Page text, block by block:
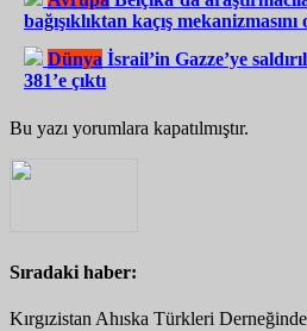
bağışıklıktan kaçış
Dünya İsrail’in Gazze’ye
381’e çıktı
Bu yazı yorumlara kapatılmıştır.
Sıradaki haber:
Kırgızistan Ahıska Türkleri